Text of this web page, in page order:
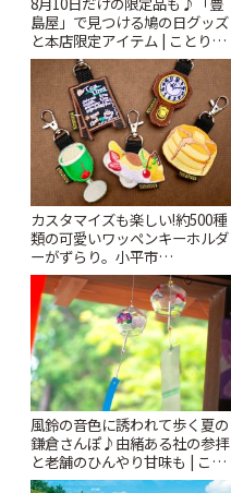
島屋」で見つける鳩の日グッズ
と本店限定アイテム | ことりっ
ぷ
カスタマイズも楽しい!約500種
類の可愛いワッペンキーホルダ
ーがずらり。小平市
「Kimamaya T&K」 | ことりっ
ぷ
風鈴の音色に誘われて歩く夏の
鎌倉さんぽ♪由緒ある社の参拝
と老舗のひんやり甘味も | こと
りっぷ